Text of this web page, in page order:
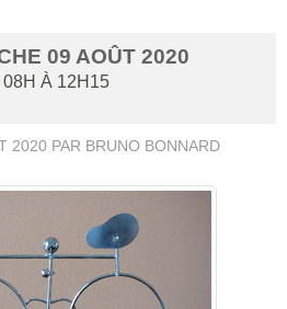
09 AOÛT 2020
08H À 12H15
2020 PAR BRUNO BONNARD